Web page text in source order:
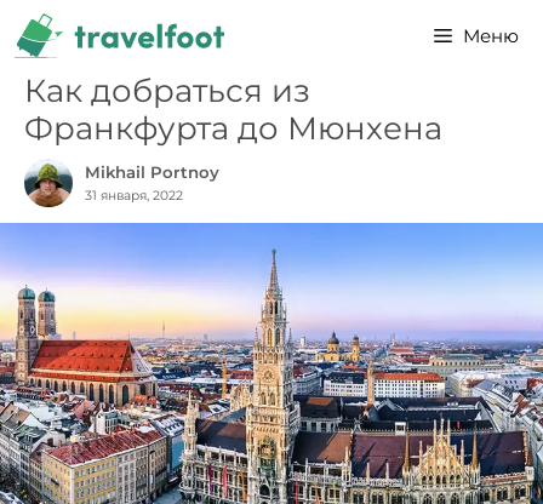
Перейти
содержимому
Меню
Как добраться из
Франкфурта до Мюнхена
Mikhail Portnoy
31 января, 2022